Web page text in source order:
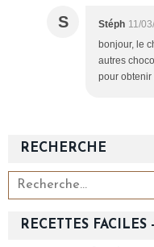
S Stéph 11/
bonjour, le
autres
pour obtenir
RECHERCHE
RECETTES